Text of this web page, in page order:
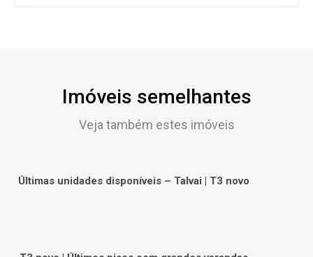
Imóveis semelhantes
Veja também estes imóveis
Últimas unidades disponíveis – Talvai | T3 novo